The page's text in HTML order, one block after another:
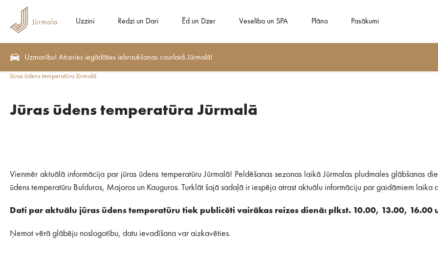
Uzzini Redzi un Dari Ēd un Dzer Veselība un SPA Plāno Pasākumi
Uzmanību! Atceries iegādāties iebraukšanas caurlaidi Jūrmalā!
Jūras ūdens temperatūra Jūrmalā
Jūras ūdens temperatūra Jūrmalā
Vienmēr aktuālā informācija par jūras ūdens temperatūru Jūrmalā! Peldēšanas sezonas laikā Jūrmalas pludmales glābšanas
ūdens temperatūru Bulduros, Majoros un Kauguros. Turklāt šajā sadaļā ir iespēja atrast aktuālu informāciju par gaidāmiem
Dati par aktuālu jūras ūdens temperatūru tiek publicēti vairākas reizes dienā: plkst. 10.00, 13.00, 16.00
Ņemot vērā glābēju noslogotību, datu ievadīšana var aizkavēties.